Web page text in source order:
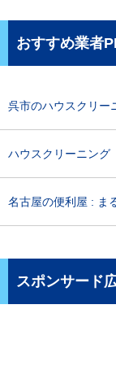
おすすめ業者
呉市のハウスクリー
ハウスクリーニング
名古屋の便利屋 : ま
スポンサード